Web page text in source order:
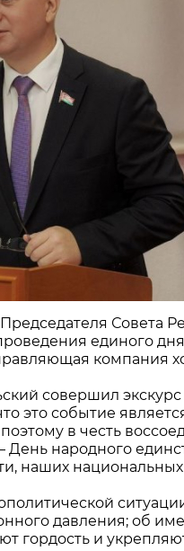
Председателя Совета
единого
компания
совершил экскурс
это событие
в честь
народного
наших
давления; об
гордость и